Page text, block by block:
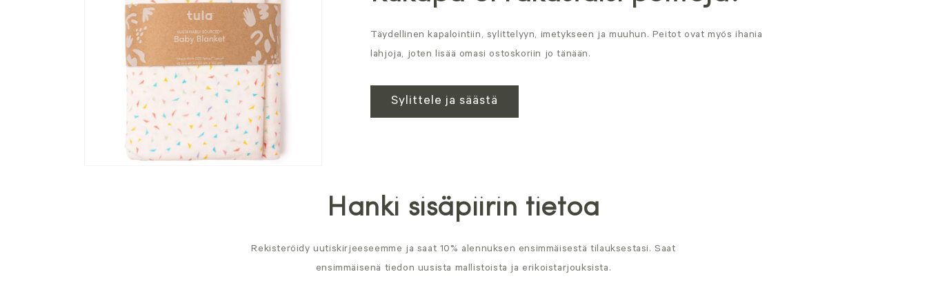
Täydellinen kapalointiin, sylittelyyn, imetykseen ja muuhun. Peitot ovat myös ihania
lahjoja, joten lisää omasi ostoskoriin jo tänään.
Sylittele ja säästä
Hanki sisäpiirin tietoa
Rekisteröidy uutiskirjeeseemme ja saat 10% alennuksen ensimmäisestä tilauksestasi. Saat
ensimmäisenä tiedon uusista mallistoista ja erikoistarjouksista.